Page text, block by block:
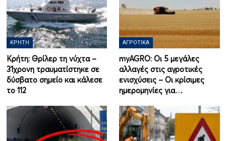
ΚΡΉΤΗ
Κρήτη: Θρίλερ τη νύχτα –
31χρονη τραυματίστηκε σε
δύσβατο σημείο και κάλεσε
το 112
ΑΓΡΟΤΙΚΆ
myAGRO: Οι 5 μεγάλες
αλλαγές στις αγροτικές
ενισχύσεις – Οι κρίσιμες
ημερομηνίες για…